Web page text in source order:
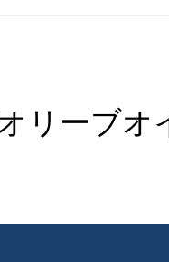
リーブオ